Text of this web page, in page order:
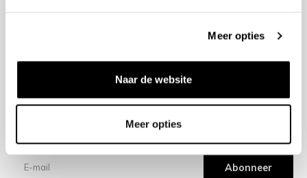
Meer opties
Naar de website
Meer opties
Verzending
Abonneer